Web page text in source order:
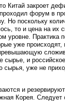
Китай закроет
форум в
Но поскольку
то и цена на их
уровне. Практика
уже происходят,
и
сырья, уже не
и
Корея. Следует